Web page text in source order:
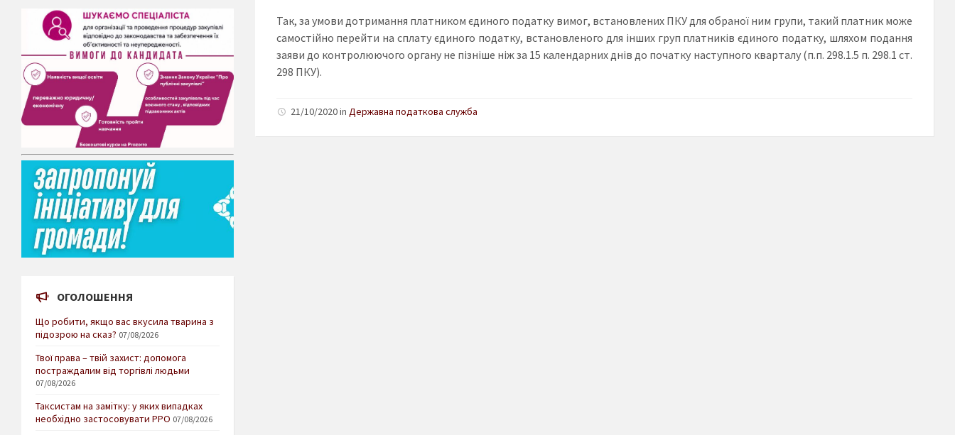
Так, за умови дотримання платником єдиного податку вимог, встановлених ПКУ для обраної ним групи, такий платник може
самостійно перейти на сплату єдиного податку, встановленого для інших груп платників єдиного податку, шляхом подання
заяви до контролюючого органу не пізніше ніж за 15 календарних днів до початку наступного кварталу (п.п. 298.1.5 п. 298.1 ст.
298 ПКУ).
21/10/2020 in Державна податкова служба
ОГОЛОШЕННЯ
Що робити, якщо вас вкусила тварина з
підозрою на сказ? 07/08/2026
Твої права – твій захист: допомога
постраждалим від торгівлі людьми
07/08/2026
Таксистам на замітку: у яких випадках
необхідно застосовувати РРО 07/08/2026